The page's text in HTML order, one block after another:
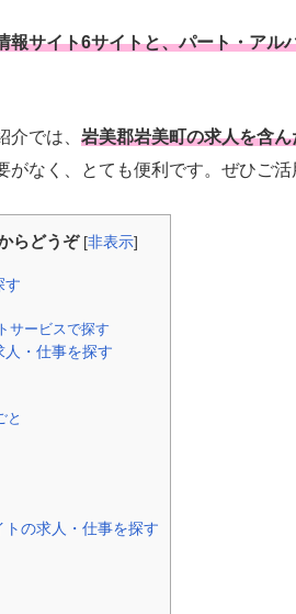
報サイト6サイトと、パート・アル
介では、 岩美郡岩美町の求人を含
なく、とても便利です。ぜひご活
らどうぞ [非表示]
す
サービスで探す
・仕事を探す
と
の求人・仕事を探す